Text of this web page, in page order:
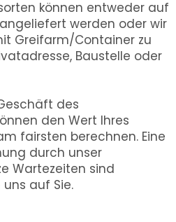
können entweder auf
werden oder wir
Greifarm/Container zu
Baustelle oder
des
den Wert Ihres
fairsten berechnen. Eine
durch unser
Wartezeiten sind
auf Sie.